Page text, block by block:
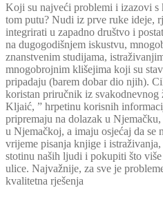
Koji su najveći problemi i izazovi s
tom putu? Nudi iz prve ruke ideje,
integrirati u zapadno društvo i
na dugogodišnjem iskustvu,
znanstvenim studijama,
mnogobrojnim klišejima koji su
pripadaju (barem dobar dio njih).
koristan priručnik iz
Kljaić, ” hrpetinu korisnih
pripremaju na dolazak u
u Njemačkoj, a imaju osjećaj da se
vrijeme pisanja knjige i
stotinu naših ljudi i pokupiti što
ulice. Najvažnije, za sve je
kvalitetna rješenja